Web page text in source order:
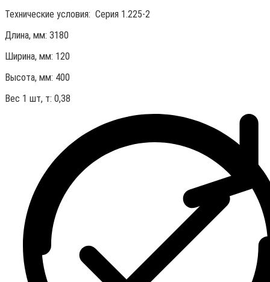
Технические условия: Серия 1.225-2
Длина, мм: 3180
Ширина, мм: 120
Высота, мм: 400
Вес 1 шт, т: 0,38